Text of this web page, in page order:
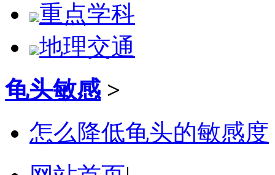
重点学科
地理交通
龟头敏感 >
怎么降低龟头的敏感度